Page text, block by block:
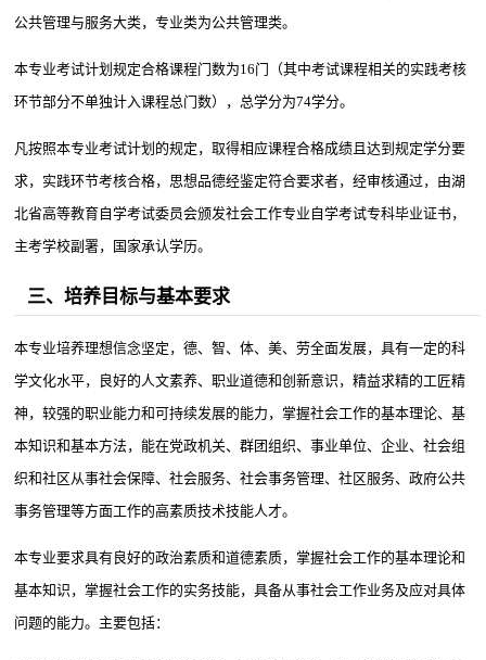
公共管理与服务大类，专业类为公共管理类。
本专业考试计划规定合格课程门数为16门（其中考试课程相关的实践考核
环节部分不单独计入课程总门数），总学分为74学分。
凡按照本专业考试计划的规定，取得相应课程合格成绩且达到规定学分要
求，实践环节考核合格，思想品德经鉴定符合要求者，经审核通过，由湖
北省高等教育自学考试委员会颁发社会工作专业自学考试专科毕业证书，
主考学校副署，国家承认学历。
三、培养目标与基本要求
本专业培养理想信念坚定，德、智、体、美、劳全面发展，具有一定的科
学文化水平，良好的人文素养、职业道德和创新意识，精益求精的工匠精
神，较强的职业能力和可持续发展的能力，掌握社会工作的基本理论、基
本知识和基本方法，能在党政机关、群团组织、事业单位、企业、社会组
织和社区从事社会保障、社会服务、社会事务管理、社区服务、政府公共
事务管理等方面工作的高素质技术技能人才。
本专业要求具有良好的政治素质和道德素质，掌握社会工作的基本理论和
基本知识，掌握社会工作的实务技能，具备从事社会工作业务及应对具体
问题的能力。主要包括：